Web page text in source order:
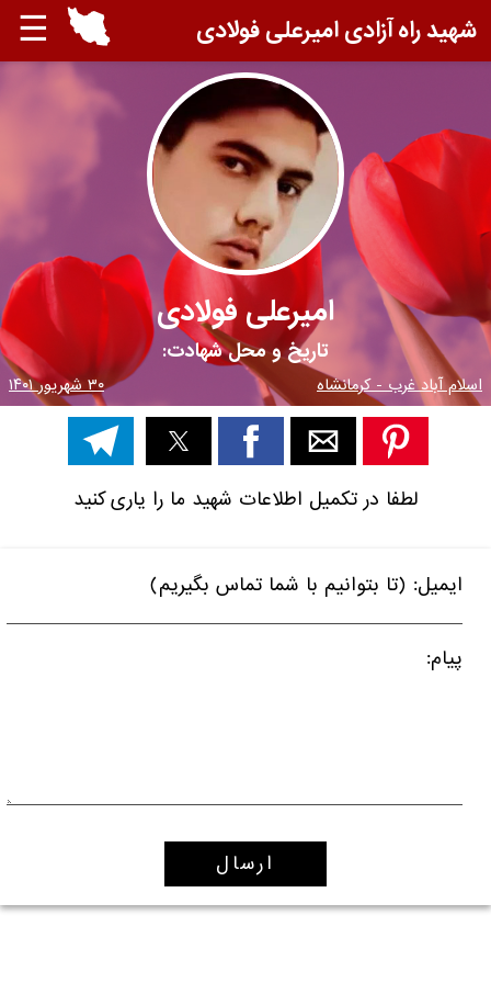
☰ شهید راه آزادی امیرعلی فولادی
امیرعلی فولادی
تاریخ و محل شهادت:
اسلام آباد غرب - کرمانشاه ۳۰ شهریور ۱۴۰۱
لطفا در تکمیل اطلاعات شهید ما را یاری کنید
ایمیل: (تا بتوانیم با شما تماس بگیریم)
پیام: